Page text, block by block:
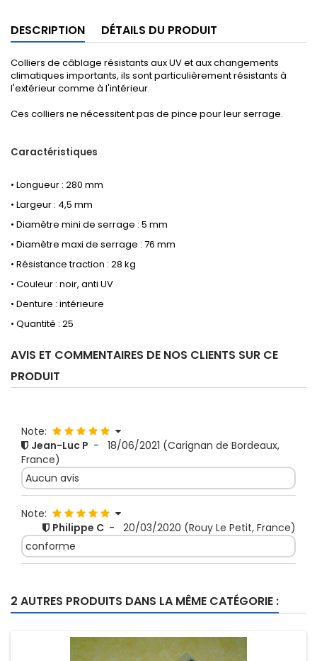
DESCRIPTION DÉTAILS DU PRODUIT
Colliers de câblage résistants aux UV et aux changements
climatiques importants, ils sont particulièrement résistants à
l'extérieur comme à l'intérieur.
Ces colliers ne nécessitent pas de pince pour leur serrage.
Caractéristiques
• Longueur : 280 mm
• Largeur : 4,5 mm
• Diamètre mini de serrage : 5 mm
• Diamètre maxi de serrage : 76 mm
• Résistance traction : 28 kg
• Couleur : noir, anti UV
• Denture : intérieure
• Quantité : 25
AVIS ET COMMENTAIRES DE NOS CLIENTS SUR CE
PRODUIT
Note:
Jean-Luc P - 18/06/2021 (Carignan de Bordeaux,
France)
Aucun avis
Note:
Philippe C - 20/03/2020 (Rouy Le Petit, France)
conforme
2 AUTRES PRODUITS DANS LA MÊME CATÉGORIE :